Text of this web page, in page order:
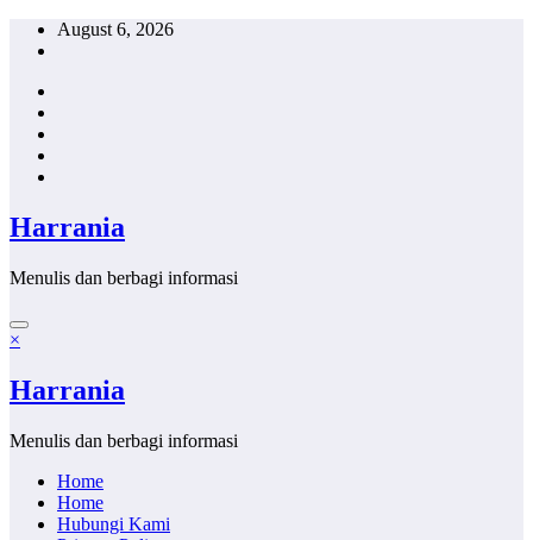
Skip
August 6, 2026
Harrania
Menulis dan berbagi informasi
×
Harrania
Menulis dan berbagi informasi
Home
Home
Hubungi Kami